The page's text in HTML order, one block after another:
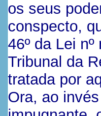
os seus
conspecto,
46º da Lei
Tribunal da
tratada por
Ora, ao